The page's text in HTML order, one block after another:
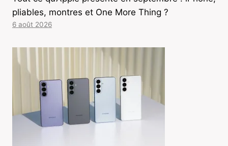
pliables, montres et One More Thing ?
6 août 2026